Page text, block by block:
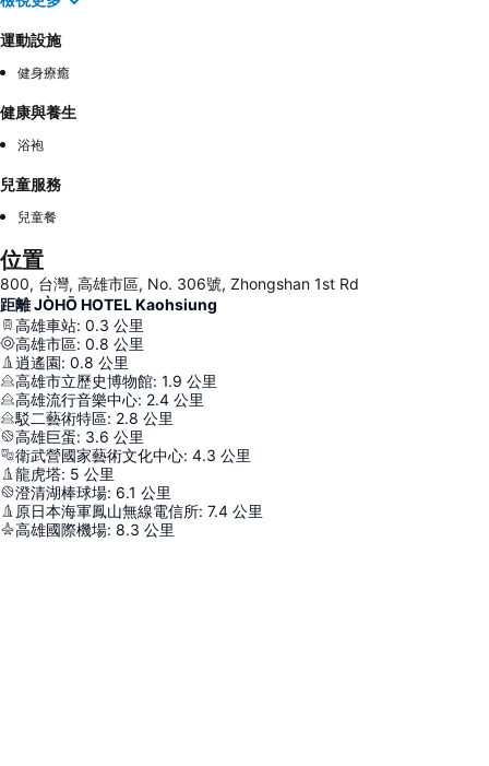
運動設施
健身療癒
健康與養生
浴袍
兒童服務
兒童餐
位置
800, 台灣, 高雄市區, No. 306號, Zhongshan 1st Rd
距離 JÒHŌ HOTEL Kaohsiung
高雄車站: 0.3 公里
高雄市區: 0.8 公里
逍遙園: 0.8 公里
高雄市立歷史博物館: 1.9 公里
高雄流行音樂中心: 2.4 公里
駁二藝術特區: 2.8 公里
高雄巨蛋: 3.6 公里
衛武營國家藝術文化中心: 4.3 公里
龍虎塔: 5 公里
澄清湖棒球場: 6.1 公里
原日本海軍鳳山無線電信所: 7.4 公里
高雄國際機場: 8.3 公里